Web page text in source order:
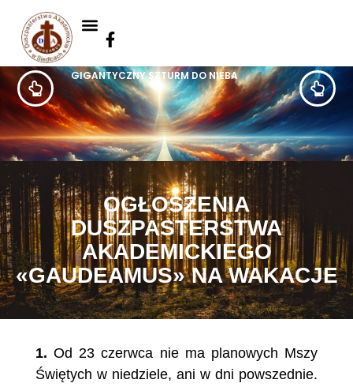
GIGANTYCZNY SZTURM DO NIEBA
OGŁOSZENIA
DUSZPASTERSTWA
AKADEMICKIEGO
«GAUDEAMUS» NA WAKACJE
1. Od 23 czerwca nie ma planowych Mszy
Świętych w niedziele, ani w dni powszednie.